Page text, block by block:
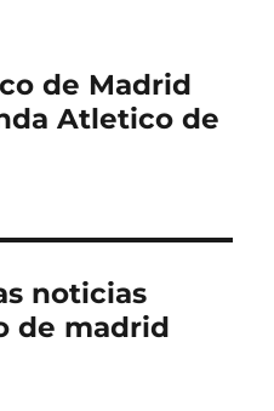
de Madrid
Atletico de
noticias
de madrid